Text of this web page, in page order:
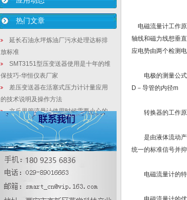
热门文章
延长石油永坪炼油厂污水处理达标排
放标准
SMT3151型压变送器使用是十年的维
保技巧-华恒仪表厂家
差压变送器在活塞式压力计计量应用
的技术说明及操作方法
文丘里管流量计使用时候需要小心的
【精密数显式磁翻板液位计】封闭式
污水混合自动化工控设计简析
扩散硅压力变送器安装|金属电容式压
力变送器接线方式
微差压单发兰液位计_单法兰差压变送
电磁流量计工作原
轴线和磁力线想垂
应电势由两个检测
电极的测量公式
D－导管的内径m
转换器的工作原
是由液体流动产
统一的标准信号并
电磁流量计的特